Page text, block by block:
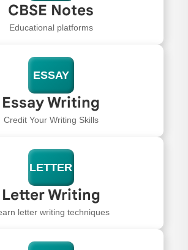
CBSE Notes
Educational platforms
ESSAY
Essay Writing
Credit Your Writing Skills
LETTER
Letter Writing
letter writing techniques